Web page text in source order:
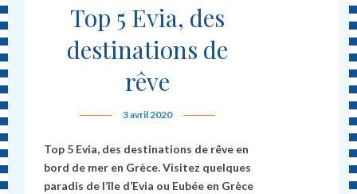
Top 5 Evia, des
destinations de
rêve
3 avril 2020
Top 5 Evia, des destinations de rêve en
bord de mer en Grèce. Visitez quelques
paradis de l’île d’Evia ou Eubée en Grèce